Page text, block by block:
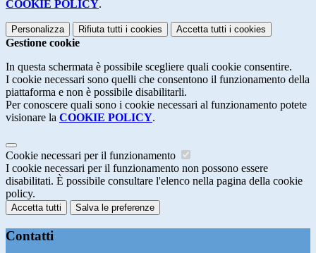
COOKIE POLICY.
Personalizza Rifiuta tutti i cookies Accetta tutti i cookies
Gestione cookie
In questa schermata è possibile scegliere quali cookie consentire.
I cookie necessari sono quelli che consentono il funzionamento della
piattaforma e non è possibile disabilitarli.
Per conoscere quali sono i cookie necessari al funzionamento potete
visionare la COOKIE POLICY.
Cookie necessari per il funzionamento
I cookie necessari per il funzionamento non possono essere
disabilitati. È possibile consultare l'elenco nella pagina della cookie
policy.
Accetta tutti Salva le preferenze
Contatti